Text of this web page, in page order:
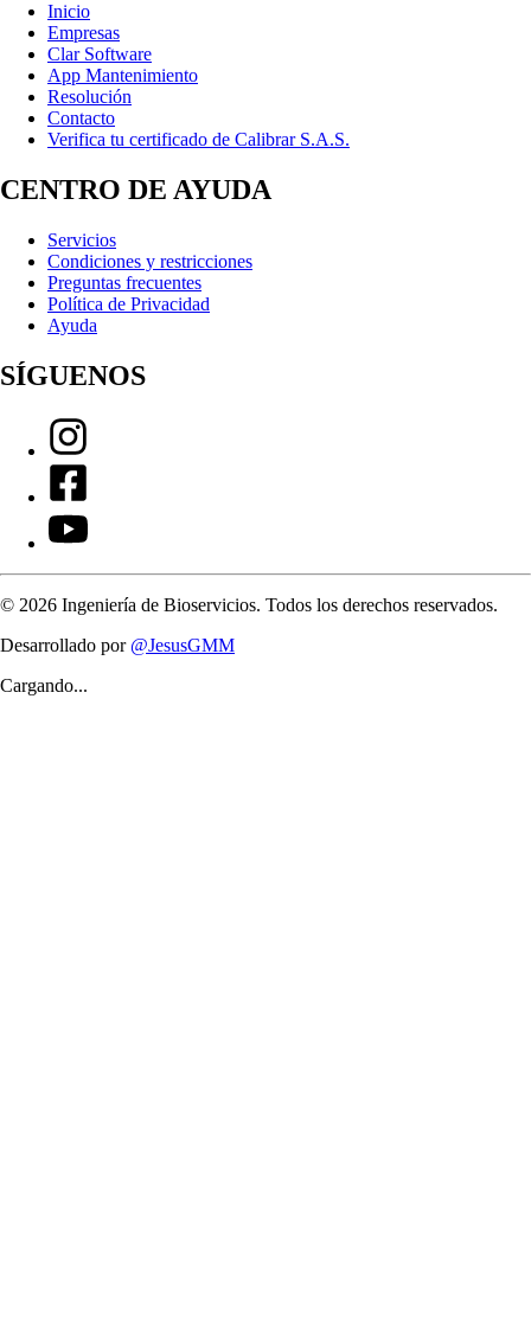
Inicio
Empresas
Clar Software
App Mantenimiento
Resolución
Contacto
Verifica tu certificado de Calibrar S.A.S.
CENTRO DE AYUDA
Servicios
Condiciones y restricciones
Preguntas frecuentes
Política de Privacidad
Ayuda
SÍGUENOS
© 2026 Ingeniería de Bioservicios. Todos los derechos reservados.
Desarrollado por @JesusGMM
Cargando...